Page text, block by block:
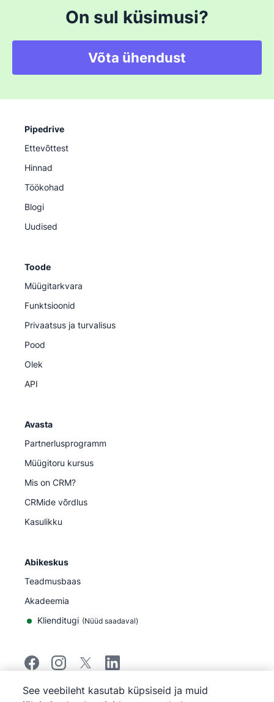
On sul küsimusi?
Võta ühendust
Pipedrive
Ettevõttest
Hinnad
Töökohad
Blogi
Uudised
Toode
Müügitarkvara
Funktsioonid
Privaatsus ja turvalisus
Pood
Olek
API
Avasta
Partnerlusprogramm
Müügitoru kursus
Mis on CRM?
CRMide võrdlus
Kasulikku
Abikeskus
Teadmusbaas
Akadeemia
Klienditugi (Nüüd saadaval)
©2026Pipedrive
See veebileht kasutab küpsiseid ja muid